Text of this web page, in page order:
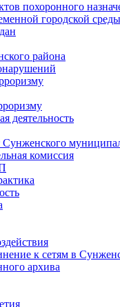
похоронного
городской среды
района
деятельность
комиссия
к сетям в
архива